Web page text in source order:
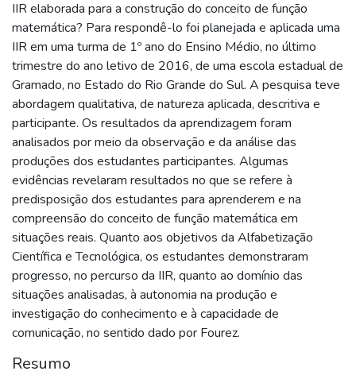
IIR elaborada para a construção do conceito de função
matemática? Para respondê-lo foi planejada e aplicada uma
IIR em uma turma de 1º ano do Ensino Médio, no último
trimestre do ano letivo de 2016, de uma escola estadual de
Gramado, no Estado do Rio Grande do Sul. A pesquisa teve
abordagem qualitativa, de natureza aplicada, descritiva e
participante. Os resultados da aprendizagem foram
analisados por meio da observação e da análise das
produções dos estudantes participantes. Algumas
evidências revelaram resultados no que se refere à
predisposição dos estudantes para aprenderem e na
compreensão do conceito de função matemática em
situações reais. Quanto aos objetivos da Alfabetização
Científica e Tecnológica, os estudantes demonstraram
progresso, no percurso da IIR, quanto ao domínio das
situações analisadas, à autonomia na produção e
investigação do conhecimento e à capacidade de
comunicação, no sentido dado por Fourez.
Resumo